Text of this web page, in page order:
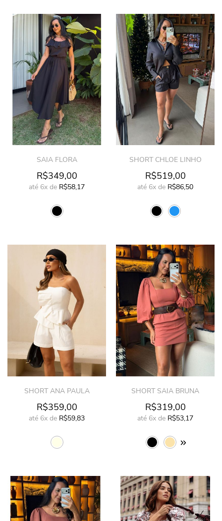
SAIA FLORA
R$349,00
até 6x de R$58,17
SHORT CHLOE LINHO
R$519,00
até 6x de R$86,50
SHORT ANA PAULA
R$359,00
até 6x de R$59,83
SHORT SAIA BRUNA
R$319,00
até 6x de R$53,17